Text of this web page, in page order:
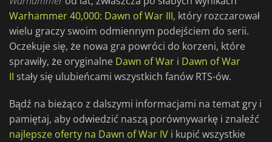
Warhammer 40,000: Dawn of War III, który rozczarował
wielu graczy swoim odmiennym podejściem do serii.
Oczekuje się, że nowa gra powróci do korzeni, które
sprawiły, że oryginalne Dawn of War i Dawn of War
II stały się ulubieńcami wszystkich fanów RTS-ów.
Bądź na bieżąco z dalszymi informacjami na temat gry i
pamiętaj, aby odwiedzić naszą porównywarkę i znaleźć
najlepsze oferty na Dawn of War IV i kupić wszystkie